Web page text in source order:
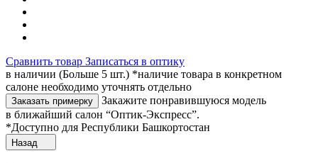
Сравнить товар Записаться в оптику
в наличии (Больше 5 шт.) *наличие товара в конкретном
салоне необходимо уточнять отдельно
Заказать примерку
Закажите понравившуюся модель
в ближайший салон “Оптик-Экспресс”.
*Доступно для Республики Башкортостан
Назад